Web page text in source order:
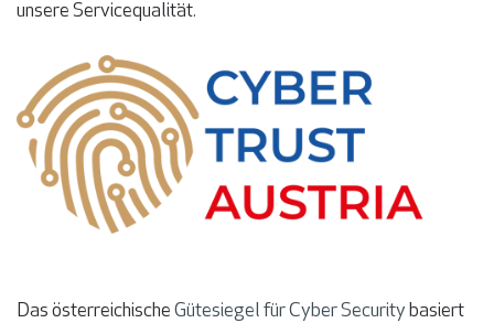
unsere Servicequalität.
Das österreichische Gütesiegel für Cyber Security basiert